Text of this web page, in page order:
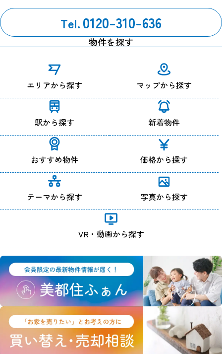
当サイトの第三者とのリンクにおいて、リンク先サイト内にお
いてはこのプライバシーポリシーの適用を当社が保証するもの
ではありません。
ＩＰアドレスについて
当サイトのアクセスログよりお客様のIPアドレスを以下の理由
のため利用する場合があります。
ただし個人でドメインを取得し、そのWebサーバーの設置場所
ら個人が特定できることはありません。
１、Webサーバーで発生した問題を突き止めるため。
２、Webサイトの管理のため。
クッキー（Cookie）について
当サイトではサービスの機能実現のための情報収集手段とし
て、クッキーを使用する場合があります。
クッキーとは、お客様がWebサイトを訪れた際に、お客様のコ
ンピューター内に記録される小さな情報（テキストファイル）
これにより一度入力いただいた情報を次回より再度入力してい
ただく手間が省けます。
ただし、記録される情報にはお客様個人を特定するものは一切
含まれません。
当サイトで利用するクッキーの情報は、当サイトのサービスを
利用する以外にはまったく意味のない情報です。
こうしたクッキーを利用した情報収集が不本意でしたら、ご使
用のブラウザでクッキーの受け入れを拒否する設定をすること
も可能です。
ただし、クッキーを受け入れない設定にすると、当サイトのい
くつかのサービス・機能が正しく作動しない場合もありますの
で、ご了承ください。
Tel. 0120-310-636
物件を探す
エリアから探す マップから探す
駅から探す 新着物件
おすすめ物件 価格から探す
テーマから探す 写真から探す
VR・動画から探す